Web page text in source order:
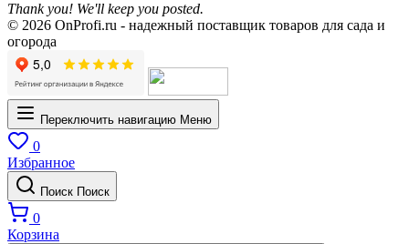
Thank you! We'll keep you posted.
© 2026 OnProfi.ru - надежный поставщик товаров для сада и
огорода
Переключить навигацию Меню
0
Избранное
Поиск Поиск
0
Корзина